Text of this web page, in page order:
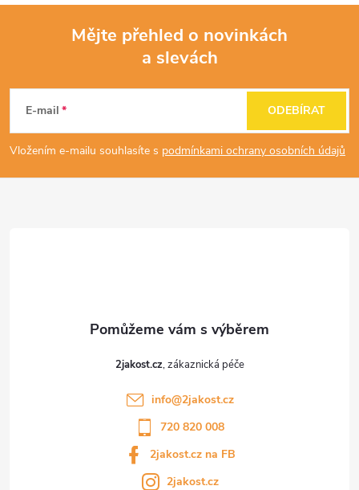
p
a
Mějte přehled o novinkách
a slevách
E-mail
Vložením e-mailu souhlasíte s podmínkami ochrany osobních údajů
ODEBÍRAT
2jakost.cz
info@2jakost.cz
720 820 008
2jakost.cz na FB
2jakost.cz